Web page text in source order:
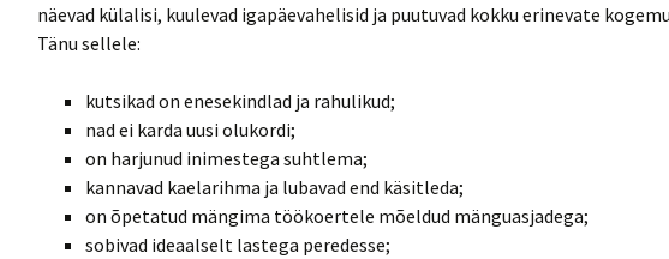
näevad külalisi, kuulevad igapäevahelisid ja puutuvad kokku erinevate
Tänu sellele:
kutsikad on enesekindlad ja rahulikud;
nad ei karda uusi olukordi;
on harjunud inimestega suhtlema;
kannavad kaelarihma ja lubavad end käsitleda;
on õpetatud mängima töökoertele mõeldud mänguasjadega;
sobivad ideaalselt lastega peredesse;